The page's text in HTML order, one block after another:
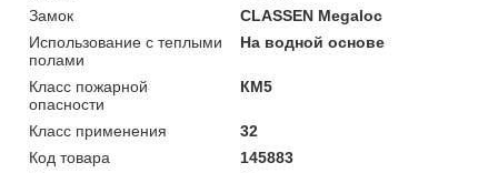
Замок
CLASSEN Megaloc
Использование с теплыми
полами
На водной основе
Класс пожарной
опасности
КМ5
Класс применения
32
Код товара
145883